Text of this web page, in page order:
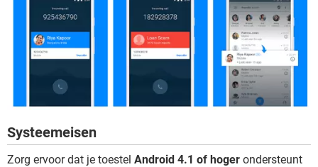
Systeemeisen
Zorg ervoor dat je toestel Android 4.1 of hoger ondersteunt